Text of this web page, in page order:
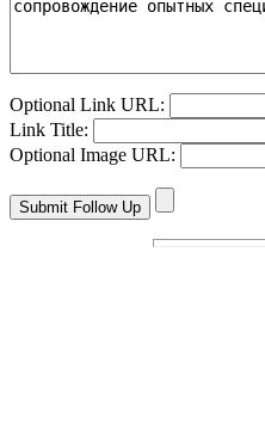
Optional Link URL:
Link Title:
Optional Image URL: